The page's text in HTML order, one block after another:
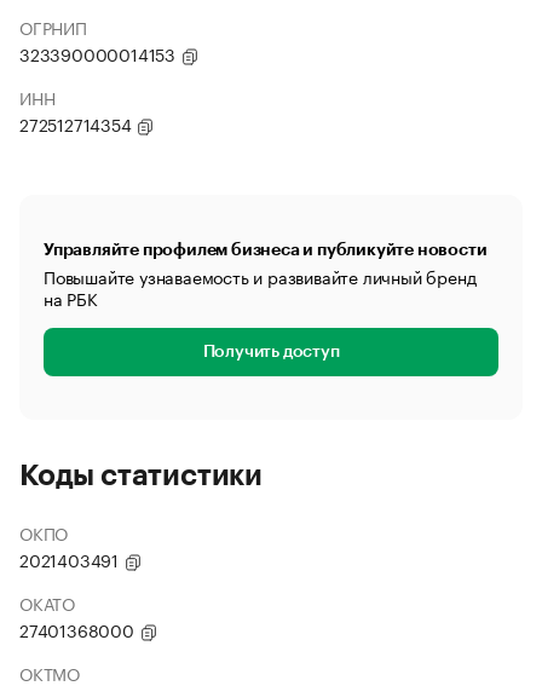
ОГРНИП
323390000014153
ИНН
272512714354
Управляйте профилем бизнеса и публикуйте новости
Повышайте узнаваемость и развивайте личный бренд
на РБК
Получить доступ
Коды статистики
ОКПО
2021403491
ОКАТО
27401368000
ОКТМО